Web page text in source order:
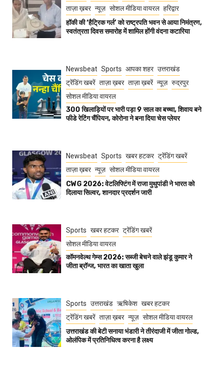
ताज़ा ख़बर न्यूज़ सोशल मीडिया वायरल हरिद्वार
हॉकी की ‘हैट्रिक गर्ल’ को राष्ट्रपति भवन से आया निमंत्रण,
स्वतंत्रता दिवस समारोह में शामिल होंगी वंदना कटारिया
Newsbeat Sports आपका शहर उत्तराखंड
ट्रेंडिंग खबरें ताज़ा ख़बर ताज़ा ख़बरें न्यूज़ रुद्रपुर
सोशल मीडिया वायरल
300 खिलाड़ियों पर भारी पड़ा 9 साल का बच्चा, शिवाय बने
फीडे रेटिंग चैंपियन, कोरोना ने बना दिया चेस प्लेयर
Newsbeat Sports खबर हटकर ट्रेंडिंग खबरें
ताज़ा ख़बर न्यूज़ सोशल मीडिया वायरल
CWG 2026: वेटलिफ्टिंग में राजा मुथुपांडी ने भारत को
दिलाया सिल्वर, शानदार प्रदर्शन जारी
Sports खबर हटकर ट्रेंडिंग खबरें
सोशल मीडिया वायरल
कॉमनवेल्थ गेम्स 2026: सब्जी बेचने वाले झंडू कुमार ने
जीता ब्रॉन्ज, भारत का खाता खुला
Sports उत्तराखंड ऋषिकेश खबर हटकर
ट्रेंडिंग खबरें ताज़ा ख़बर न्यूज़ सोशल मीडिया वायरल
उत्तराखंड की बेटी सनाया भंडारी ने तीरंदाजी में जीता गोल्ड,
ओलंपिक में प्रतिनिधित्व करना है लक्ष्य